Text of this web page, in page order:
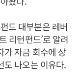
드 대부분은 레버
리턴펀드’로 알려
가 자금 회수에 상
도 나오는 이유다.